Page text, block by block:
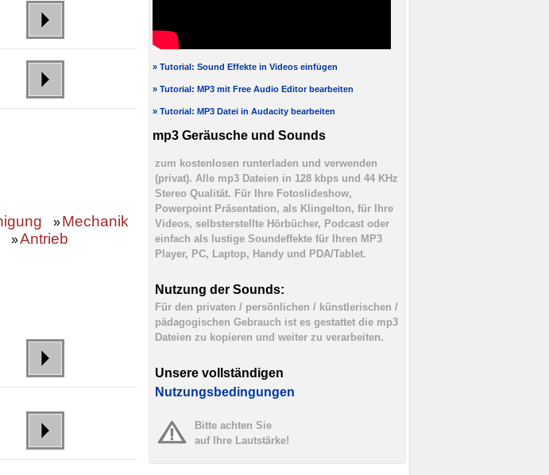
»Mechanik
»Antrieb
» Tutorial: Sound Effekte in Videos einfügen
» Tutorial: MP3 mit Free Audio Editor bearbeiten
» Tutorial: MP3 Datei in Audacity bearbeiten
mp3 Geräusche und Sounds
zum kostenlosen runterladen und verwenden
(privat). Alle mp3 Dateien in 128 kbps und 44 KHz
Stereo Qualität. Für Ihre Fotoslideshow,
Powerpoint Präsentation, als Klingelton, für Ihre
Videos, selbsterstellte Hörbücher, Podcast oder
einfach als lustige Soundeffekte für Ihren MP3
Player, PC, Laptop, Handy und PDA/Tablet.
Nutzung der Sounds:
Für den privaten / persönlichen / künstlerischen /
pädagogischen Gebrauch ist es gestattet die mp3
Dateien zu kopieren und weiter zu verarbeiten.
Unsere vollständigen
Nutzungsbedingungen
Bitte achten Sie
auf Ihre Lautstärke!